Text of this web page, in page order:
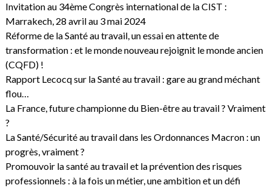
Invitation au 34ème Congrès international de la CIST :
Marrakech, 28 avril au 3 mai 2024
Réforme de la Santé au travail, un essai en attente de
transformation : et le monde nouveau rejoignit le monde ancien
(CQFD) !
Rapport Lecocq sur la Santé au travail : gare au grand méchant
flou…
La France, future championne du Bien-être au travail ? Vraiment
?
La Santé/Sécurité au travail dans les Ordonnances Macron : un
progrès, vraiment ?
Promouvoir la santé au travail et la prévention des risques
professionnels : à la fois un métier, une ambition et un défi